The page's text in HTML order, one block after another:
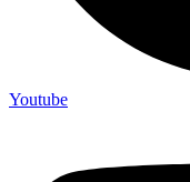
Youtube